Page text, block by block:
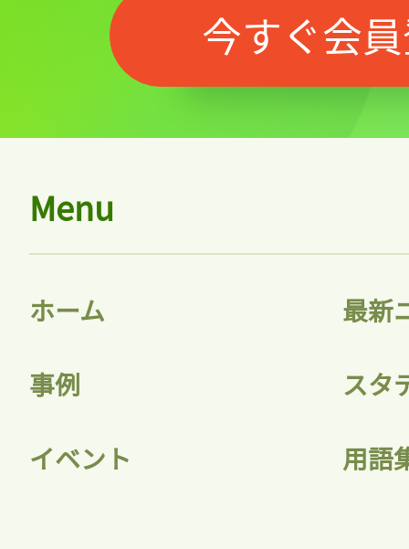
記事をお気に入りに
ログインが必
ログイン
今すぐ会
Menu
ホーム 最新
事例 スタ
イベント 用語